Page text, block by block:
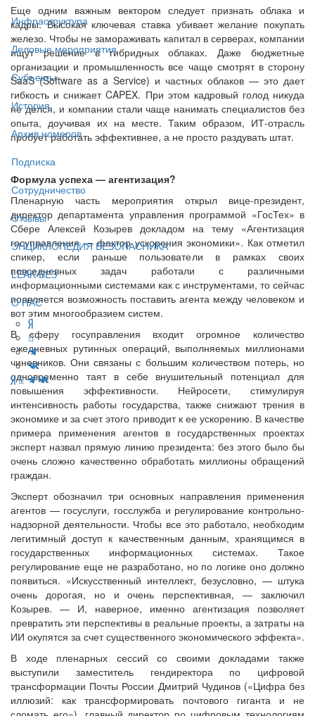
Инфраструктура
Деловые мероприятия
Субъекты
История
Архив номеров
Подписка
Сотрудничество
Отзывы
ЭНЦИКЛОПЕДИЯ БЕЗОПАСНИКА
LEAK-БЕЗ
О НАС
Еще одним важным вектором следует признать облака и
кадры. Высокая ключевая ставка убивает желание покупать
железо. Чтобы не замораживать капитал в серверах, компании
ищут решение в гибридных облаках. Даже бюджетные
организации и промышленность все чаще смотрят в сторону
SaaS (Software as a Service) и частных облаков — это дает
гибкость и снижает CAPEX. При этом кадровый голод никуда
не делся, и компании стали чаще нанимать специалистов без
опыта, доучивая их на месте. Таким образом, ИТ-отрасль
пробует работать эффективнее, а не просто раздувать штат.
Формула успеха — агентизация?
Пленарную часть мероприятия открыл вице-президент,
директор департамента управления программой «ГосТех» в
Сбере Алексей Козырев докладом на тему «Агентизация
госуправления — фактор ускорения экономики». Как отметил
спикер, если раньше пользователи в рамках своих
повседневных задач работали с различными
информационными системами как с инструментами, то сейчас
появляется возможность поставить агента между человеком и
вот этим многообразием систем.
В сферу госуправления входит огромное количество
ежедневных рутинных операций, выполняемых миллионами
чиновников. Они связаны с большим количеством потерь, но
одновременно таят в себе внушительный потенциал для
повышения эффективности. Нейросети, стимулируя
интенсивность работы государства, также снижают трения в
экономике и за счет этого приводит к ее ускорению. В качестве
примера применения агентов в государственных проектах
эксперт назвал прямую линию президента: без этого было бы
очень сложно качественно обработать миллионы обращений
граждан.
Эксперт обозначил три основных направления применения
агентов — госуслуги, госслужба и регулирование контрольно-
надзорной деятельности. Чтобы все это работало, необходим
легитимный доступ к качественным данным, хранящимся в
государственных информационных системах. Такое
регулирование еще не разработано, но по логике оно должно
появиться. «Искусственный интеллект, безусловно, — штука
очень дорогая, но и очень перспективная, — заключил
Козырев. — И, наверное, именно агентизация позволяет
превратить эти перспективы в реальные проекты, а затраты на
ИИ окупятся за счет существенного экономического эффекта».
В ходе пленарных сессий со своими докладами также
выступили заместитель гендиректора по цифровой
трансформации Почты России Дмитрий Чудинов («Цифра без
иллюзий: как трансформировать почтового гиганта и не